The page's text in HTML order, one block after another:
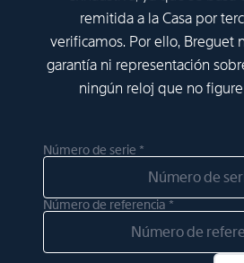
remitida a la Casa por
verificamos. Por ello, Breguet
garantía ni representación
ningún reloj que no
Número de serie *
Número de referencia *